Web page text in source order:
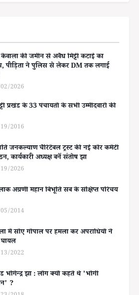
की जमीन से अवैध मिट्टी कटाई का
पीड़िता ने पुलिस से लेकर DM तक लगाई
2026
प्रखंड के 33 पंचायतों के सभी उम्मीदवारों की
2016
जनकल्याण चैरिटेबल ट्रस्ट की नई कोर कमेटी
कार्यकारी अध्यक्ष बनें संतोष झा
2026
अग्रणी महान बिभूति सब के संक्षिप्त परिचय
2014
में सोए गोपाल पर हमला कर अपराधियों ने
2022
भोगेन्द्र झा : लोग क्यों कहते थे 'भोगी
?